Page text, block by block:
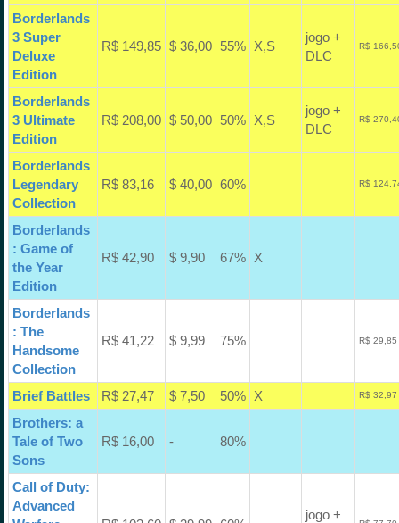
Borderlands
3 Super
Deluxe
Edition
R$ 149,85 $ 36,00 55% X,S
jogo +
DLC
R$
Borderlands
3 Ultimate
Edition
R$ 208,00 $ 50,00 50% X,S
jogo +
DLC
R$
Borderlands
Legendary
Collection
R$ 83,16 $ 40,00 60% R$
Borderlands
: Game of
the Year
Edition
R$ 42,90 $ 9,90 67% X
Borderlands
: The
Handsome
Collection
R$ 41,22 $ 9,99 75% R$
Brief Battles R$ 27,47 $ 7,50 50% X R$
Brothers: a
Tale of Two
Sons
R$ 16,00 - 80%
Call of Duty:
Advanced
jogo +